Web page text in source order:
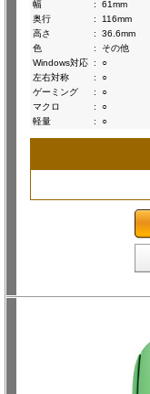
幅
:
61mm
奥行
:
116mm
高さ
:
36.6mm
色
:
その他
Windows対応 :
○
左右対称
:
○
ゲーミング
:
○
マクロ
:
○
軽量
: ○